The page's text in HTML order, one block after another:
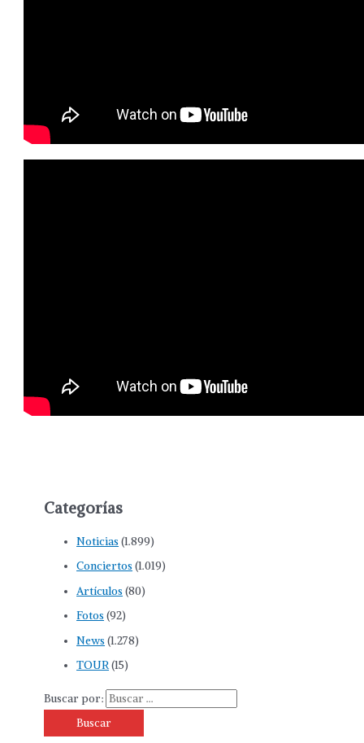
Categorías
Noticias (1.899)
Conciertos (1.019)
Artículos (80)
Fotos (92)
News (1.278)
TOUR(15)
Buscar por: